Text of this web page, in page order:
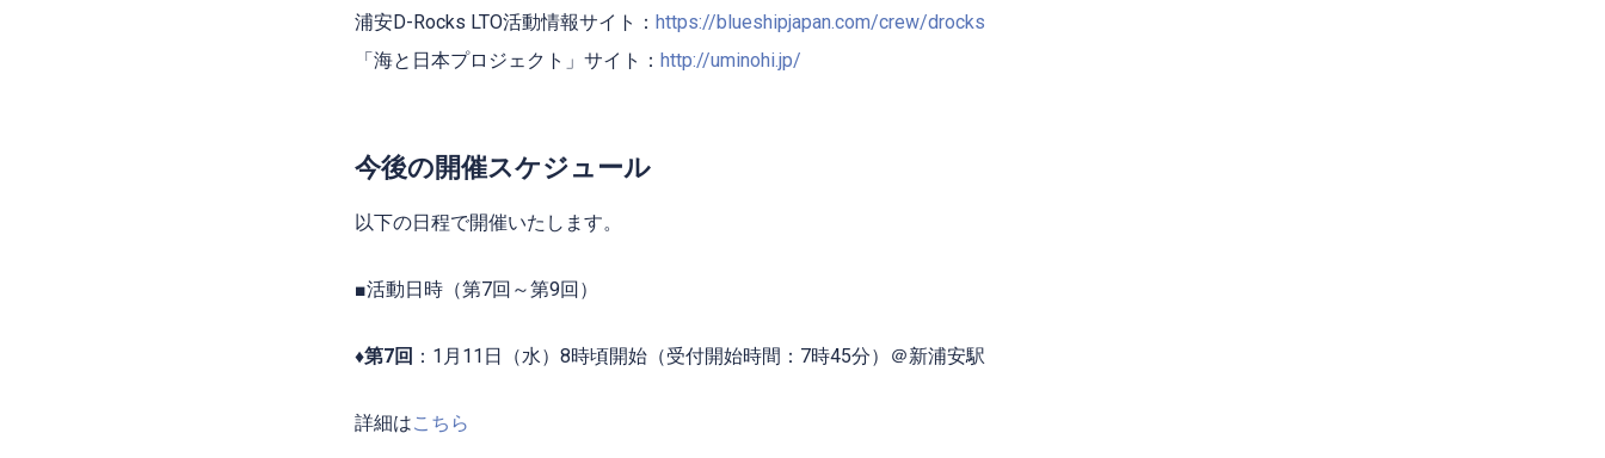
浦安D-Rocks LTO活動情報サイト： https://blueshipjapan.com/crew/drocks
「海と日本プロジェクト」サイト： http://uminohi.jp/
今後の開催スケジュール
以下の日程で開催いたします。
■活動日時（第7回～第9回）
♦第7回 ： 1 月11日（水）8時頃開始（受付開始時間：7時45分）＠新浦安駅
詳細はこちら